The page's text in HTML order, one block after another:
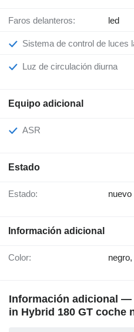
Faros delanteros: led
Sistema de control de luces
Luz de circulación diurna
Equipo adicional
ASR
Estado
Estado: nuevo
Información adicional
Color:
Información adicional —
in Hybrid 180 GT coche